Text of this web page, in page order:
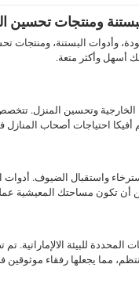
ومنتجات تحسين
وأدوات البستنة،
أسهل وأكثر متعة.
الخارجية وتحسين المنزل.
احتياجات أصحاب المنازل
واستقبال الضيوف.
تكون مساحتك المعيشية
المحددة للبيئة
مما يجعلها رفقاء